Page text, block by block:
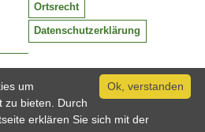
409-0
Ortsrecht
Datenschutzerklärung
Ok, verstanden
um
zu bieten. Durch
erklären Sie sich mit der